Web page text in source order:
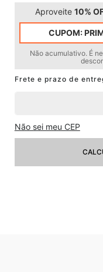
Aproveite 10%
CUPOM:
Não acumulativo. É
Não sei meu CEP